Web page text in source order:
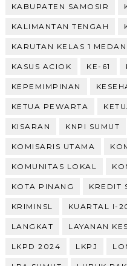
KABUPATEN SAMOSIR
KALIMANTAN TENGAH
KARUTAN KELAS 1 MEDAN
KASUS ACIOK KE-61
KEPEMIMPINAN
KETUA PEWARTA
KISARAN KNPI SUMUT
KOMISARIS UTAMA
KOMUNITAS LOKAL
KOTA PINANG KREDIT
KRIMINSL KUARTAL I-
LANGKAT LAYANAN
LKPD 2024 LKPJ